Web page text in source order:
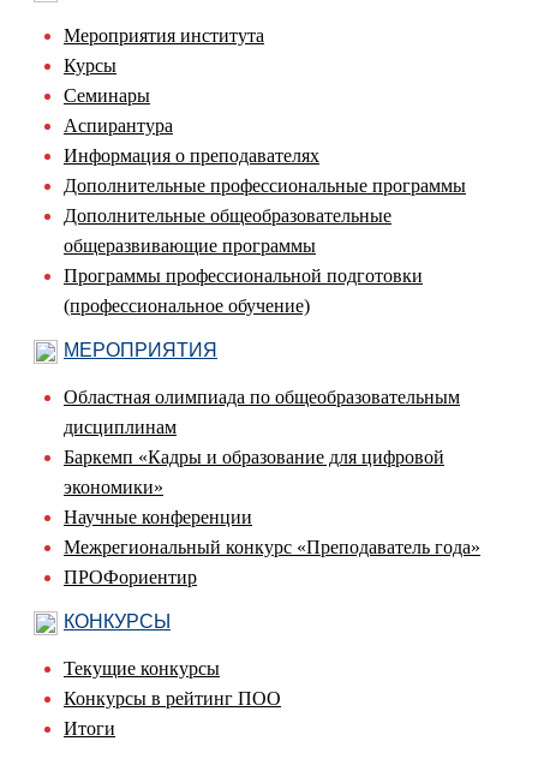
Мероприятия института
Курсы
Семинары
Аспирантура
Информация о преподавателях
Дополнительные профессиональные программы
Дополнительные общеобразовательные
общеразвивающие программы
Программы профессиональной подготовки
(профессиональное обучение)
МЕРОПРИЯТИЯ
Областная олимпиада по общеобразовательным
дисциплинам
Баркемп «Кадры и образование для цифровой
экономики»
Научные конференции
Межрегиональный конкурс «Преподаватель года»
ПРОФориентир
КОНКУРСЫ
Текущие конкурсы
Конкурсы в рейтинг ПОО
Итоги